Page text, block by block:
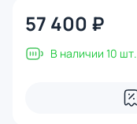
57 400 ₽
В наличии 10 шт.